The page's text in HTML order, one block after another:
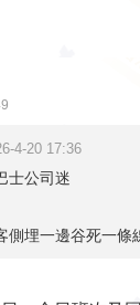
4-20 17:36
士公司迷
側埋一邊谷死一條